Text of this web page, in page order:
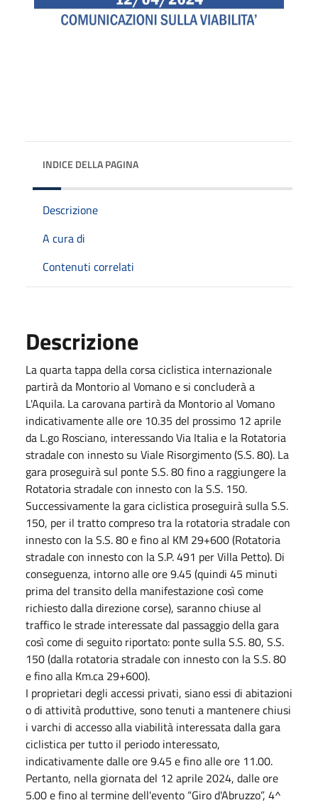
INDICE DELLA PAGINA
Descrizione
A cura di
Contenuti correlati
Descrizione
La quarta tappa della corsa ciclistica internazionale
partirà da Montorio al Vomano e si concluderà a
L'Aquila. La carovana partirà da Montorio al Vomano
indicativamente alle ore 10.35 del prossimo 12 aprile
da L.go Rosciano, interessando Via Italia e la Rotatoria
stradale con innesto su Viale Risorgimento (S.S. 80). La
gara proseguirà sul ponte S.S. 80 fino a raggiungere la
Rotatoria stradale con innesto con la S.S. 150.
Successivamente la gara ciclistica proseguirà sulla S.S.
150, per il tratto compreso tra la rotatoria stradale con
innesto con la S.S. 80 e fino al KM 29+600 (Rotatoria
stradale con innesto con la S.P. 491 per Villa Petto). Di
conseguenza, intorno alle ore 9.45 (quindi 45 minuti
prima del transito della manifestazione così come
richiesto dalla direzione corse), saranno chiuse al
traffico le strade interessate dal passaggio della gara
così come di seguito riportato: ponte sulla S.S. 80, S.S.
150 (dalla rotatoria stradale con innesto con la S.S. 80
e fino alla Km.ca 29+600).
I proprietari degli accessi privati, siano essi di abitazioni
o di attività produttive, sono tenuti a mantenere chiusi
i varchi di accesso alla viabilità interessata dalla gara
ciclistica per tutto il periodo interessato,
indicativamente dalle ore 9.45 e fino alle ore 11.00.
Pertanto, nella giornata del 12 aprile 2024, dalle ore
5.00 e fino al termine dell'evento “Giro d'Abruzzo”, 4^